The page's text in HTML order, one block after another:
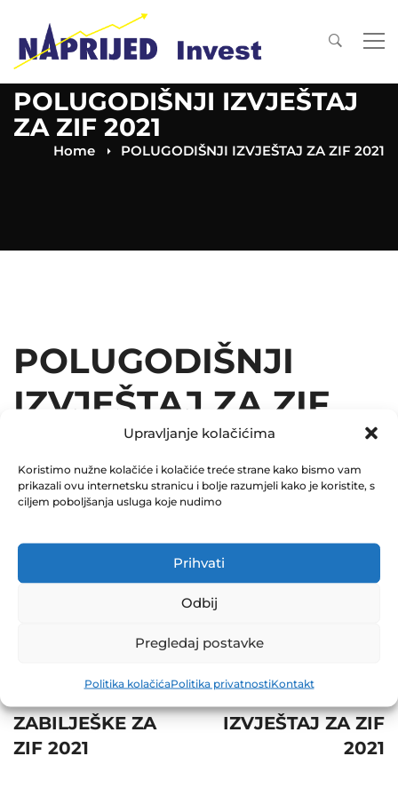
Upravljanje kolačićima
Koristimo nužne kolačiće i kolačiće treće strane kako bismo vam
prikazali ovu internetsku stranicu i bolje razumjeli kako je koristite, s
ciljem poboljšanja usluga koje nudimo
Prihvati
Odbij
Pregledaj postavke
Politika kolačićaPolitika privatnostiKontakt
POLUGODIŠNJI IZVJEŠTAJ
ZA ZIF 2021
Home POLUGODIŠNJI IZVJEŠTAJ ZA ZIF 2021
POLUGODIŠNJI
IZVJEŠTAJ ZA ZIF
October 20, 2021
0 Comments
Share
navigation
ZABILJEŠKE ZA
ZIF 2021
IZVJEŠTAJ ZA ZIF
2021